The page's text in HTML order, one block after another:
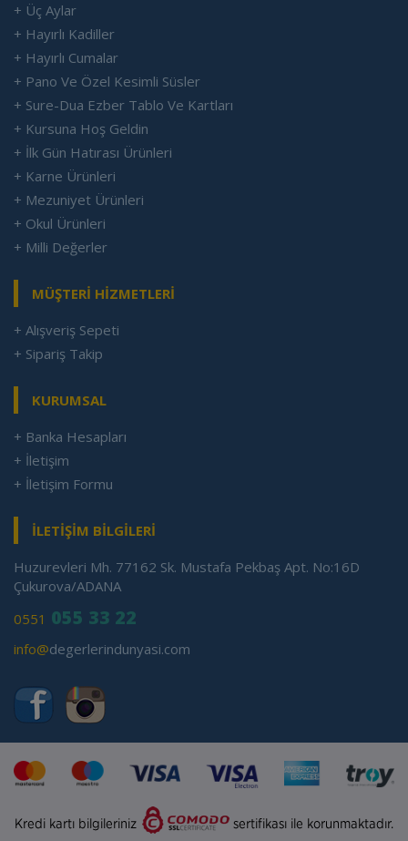
+ Üç Aylar
+ Hayırlı Kadiller
+ Hayırlı Cumalar
+ Pano Ve Özel Kesimli Süsler
+ Sure-Dua Ezber Tablo Ve Kartları
+ Kursuna Hoş Geldin
+ İlk Gün Hatırası Ürünleri
+ Karne Ürünleri
+ Mezuniyet Ürünleri
+ Okul Ürünleri
+ Milli Değerler
MÜŞTERİ HİZMETLERİ
+ Alışveriş Sepeti
+ Sipariş Takip
KURUMSAL
+ Banka Hesapları
+ İletişim
+ İletişim Formu
İLETİŞİM BİLGİLERİ
Huzurevleri Mh. 77162 Sk. Mustafa Pekbaş Apt. No:16D
Çukurova/ADANA
0551 055 33 22
info@degerlerindunyasi.com